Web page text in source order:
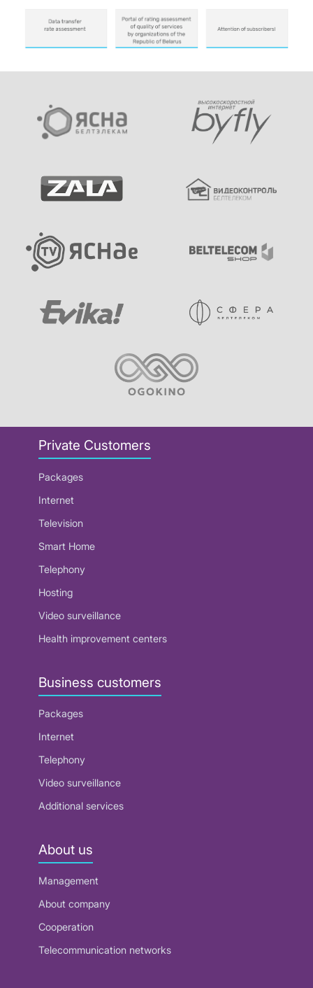
Private Customers
Packages
Internet
Television
Smart Home
Telephony
Hosting
Video surveillance
Health improvement centers
Business customers
Packages
Internet
Telephony
Video surveillance
Additional services
About us
Management
About company
Cooperation
Telecommunication networks